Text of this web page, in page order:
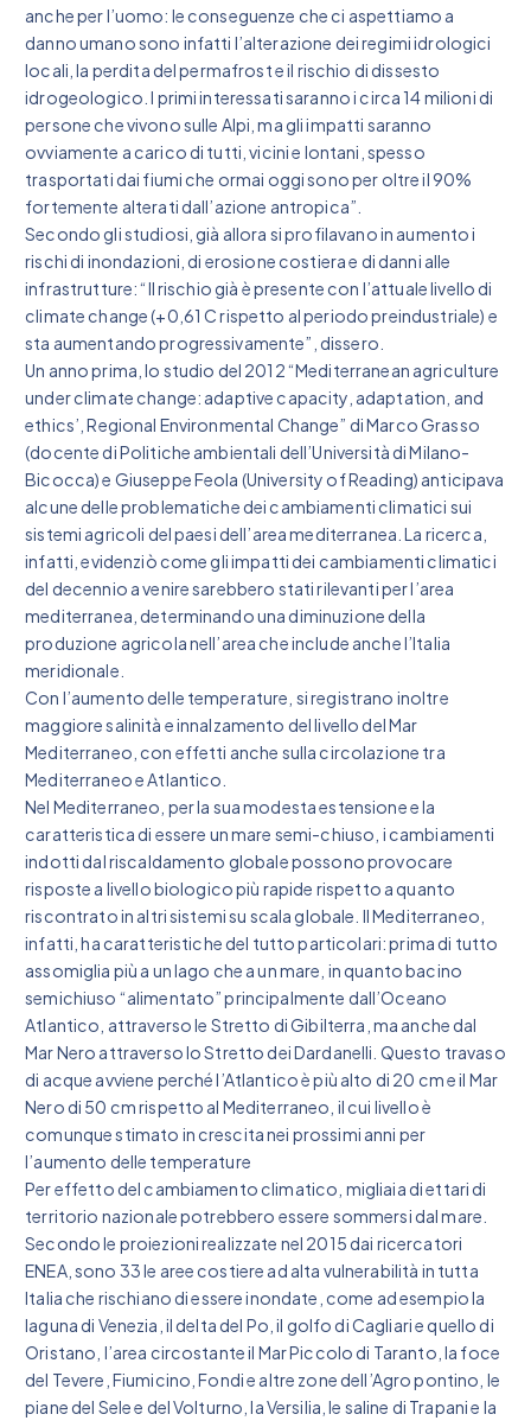
anche per l’uomo: le conseguenze che ci aspettiamo a
danno umano sono infatti l’alterazione dei regimi idrologici
locali, la perdita del permafrost e il rischio di dissesto
idrogeologico. I primi interessati saranno i circa 14 milioni di
persone che vivono sulle Alpi, ma gli impatti saranno
ovviamente a carico di tutti, vicini e lontani, spesso
trasportati dai fiumi che ormai oggi sono per oltre il 90%
fortemente alterati dall’azione antropica”.
Secondo gli studiosi, già allora si profilavano in aumento i
rischi di inondazioni, di erosione costiera e di danni alle
infrastrutture: “Il rischio già è presente con l’attuale livello di
climate change (+0,61 C rispetto al periodo preindustriale) e
sta aumentando progressivamente”, dissero.
Un anno prima, lo studio del 2012 “Mediterranean agriculture
under climate change: adaptive capacity, adaptation, and
ethics’, Regional Environmental Change” di Marco Grasso
(docente di Politiche ambientali dell’Università di Milano-
Bicocca) e Giuseppe Feola (University of Reading) anticipava
alcune delle problematiche dei cambiamenti climatici sui
sistemi agricoli del paesi dell’area mediterranea. La ricerca,
infatti, evidenziò come gli impatti dei cambiamenti climatici
del decennio a venire sarebbero stati rilevanti per l’area
mediterranea, determinando una diminuzione della
produzione agricola nell’area che include anche l’Italia
meridionale.
Con l’aumento delle temperature, si registrano inoltre
maggiore salinità e innalzamento del livello del Mar
Mediterraneo, con effetti anche sulla circolazione tra
Mediterraneo e Atlantico.
Nel Mediterraneo, per la sua modesta estensione e la
caratteristica di essere un mare semi-chiuso, i cambiamenti
indotti dal riscaldamento globale possono provocare
risposte a livello biologico più rapide rispetto a quanto
riscontrato in altri sistemi su scala globale. Il Mediterraneo,
infatti, ha caratteristiche del tutto particolari: prima di tutto
assomiglia più a un lago che a un mare, in quanto bacino
semichiuso “alimentato” principalmente dall’Oceano
Atlantico, attraverso le Stretto di Gibilterra, ma anche dal
Mar Nero attraverso lo Stretto dei Dardanelli. Questo travaso
di acque avviene perché l’Atlantico è più alto di 20 cm e il Mar
Nero di 50 cm rispetto al Mediterraneo, il cui livello è
comunque stimato in crescita nei prossimi anni per
l’aumento delle temperature
Per effetto del cambiamento climatico, migliaia di ettari di
territorio nazionale potrebbero essere sommersi dal mare.
Secondo le proiezioni realizzate nel 2015 dai ricercatori
ENEA, sono 33 le aree costiere ad alta vulnerabilità in tutta
Italia che rischiano di essere inondate, come ad esempio la
laguna di Venezia, il delta del Po, il golfo di Cagliari e quello di
Oristano, l’area circostante il Mar Piccolo di Taranto, la foce
del Tevere, Fiumicino, Fondi e altre zone dell’Agro pontino, le
piane del Sele e del Volturno, la Versilia, le saline di Trapani e la